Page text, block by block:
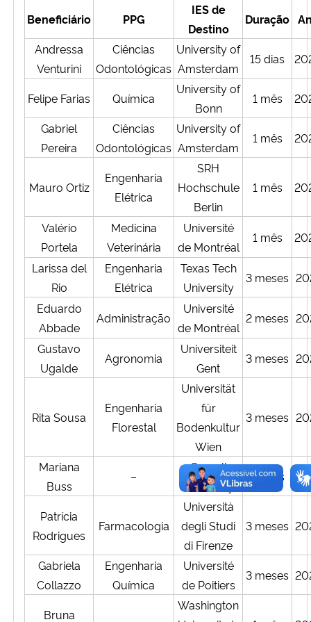
Ministério da Saúde
Ministério da Ciência, Tecnologia, Inovações e Comunicações
Ministério do Meio Ambiente
Ministério do Turismo
Ministério do Desenvolvimento Regional
Controladoria-Geral da União
Ministério da Mulher, da Família e dos Direitos Humanos
Secretaria-Geral
Secretaria de Governo
Gabinete de Segurança Institucional
Advocacia-Geral da União
Banco Central do Brasil
Beneficiário PPG
IES de
Destino
Duração
Andressa
Venturini
Ciências
Odontológicas
University of
Amsterdam
15 dias
Felipe Farias Química
University of
Bonn
1 mês
Gabriel
Pereira
Ciências
Odontológicas
University of
Amsterdam
1 mês
Mauro Ortiz
Engenharia
Elétrica
SRH
Hochschule
Berlin
1 mês
Valério
Portela
Medicina
Veterinária
Université
de Montréal
1 mês
Larissa del
Rio
Engenharia
Elétrica
Texas Tech
University
3 meses
Eduardo
Abbade
Administração
Université
de Montréal
2 meses
Gustavo
Ugalde
Agronomia
Universiteit
Gent
3 meses
Rita Sousa
Engenharia
Florestal
Universität
für
Bodenkultur
Wien
3 meses
Mariana
Buss
–
Cornell
University
15 dias
Patrícia
Rodrigues
Farmacologia
Università
degli Studi
di Firenze
3 meses
Gabriela
Collazzo
Engenharia
Química
Université
de Poitiers
3 meses
Bruna
Washington